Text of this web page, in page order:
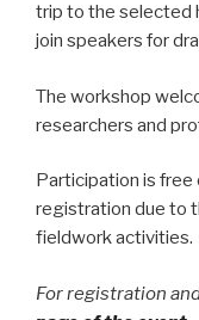
trip to the selected
join speakers for
The workshop
researchers and
Participation is
registration due to
fieldwork activities.
For registration